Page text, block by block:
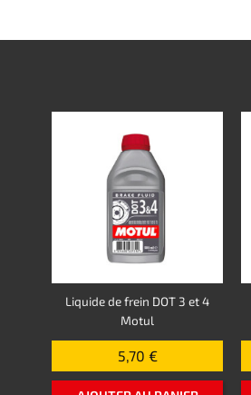
Liquide de frein DOT 3 et 4
Motul
5,70 €